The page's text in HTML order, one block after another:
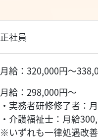
正社員
月給：320,000円～
月給：298,000円～
・実務者研修修了者：
・介護福祉士：月給
※いずれも一律処遇改